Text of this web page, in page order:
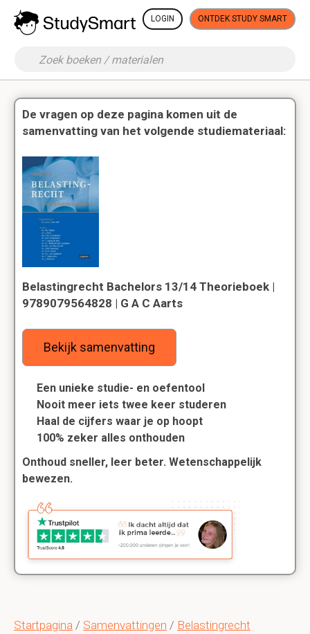
LOGIN ONTDEK STUDY SMART
Startpagina / Samenvattingen / Belastingrecht
De vragen op deze pagina komen uit de
samenvatting van het volgende studiemateriaal:
Belastingrecht Bachelors 13/14 Theorieboek |
9789079564828 | G A C Aarts
Bekijk samenvatting
Een unieke studie- en oefentool
Nooit meer iets twee keer studeren
Haal de cijfers waar je op hoopt
100% zeker alles onthouden
Onthoud sneller, leer beter. Wetenschappelijk
bewezen.